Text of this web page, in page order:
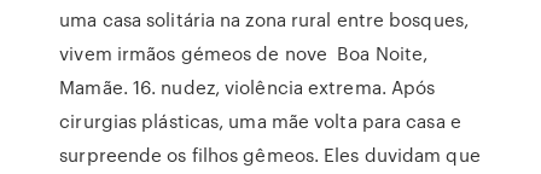
uma casa solitária na zona rural entre bosques,
vivem irmãos gémeos de nove Boa Noite,
Mamãe. 16. nudez, violência extrema. Após
cirurgias plásticas, uma mãe volta para casa e
surpreende os filhos gêmeos. Eles duvidam que